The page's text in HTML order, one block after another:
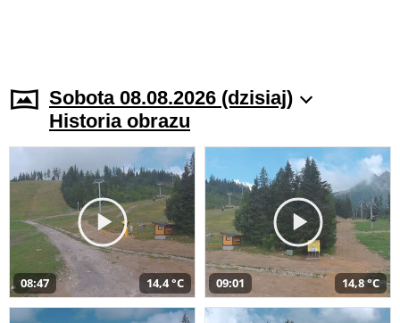
Sobota 08.08.2026 (dzisiaj)
Historia obrazu
08:47 14,4 °C 09:01 14,8 °C